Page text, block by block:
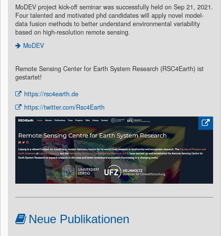
MoDEV project kick-off seminar was successfully held on Sep 21, 2021.
Four talented and motivated phd candidates will apply novel model-
data fusion methods to better understand environmental variability
based on high-resolution remote sensing.
MoDEV
Remote Sensing Center for Earth System Research (RSC4Earth) ist
gestartet!
https://rsc4earth.de
https://twitter.com/Rsc4Earth
Neue Publikationen